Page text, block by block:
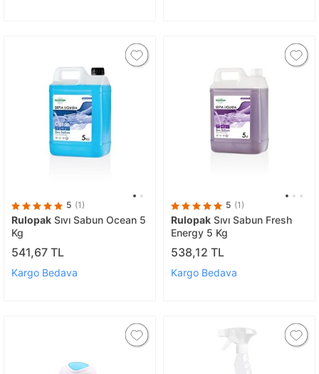
5 (1)
Rulopak Sıvı Sabun Ocean 5
Kg
541,67 TL
Kargo Bedava
5 (1)
Rulopak Sıvı Sabun Fresh
Energy 5 Kg
538,12 TL
Kargo Bedava